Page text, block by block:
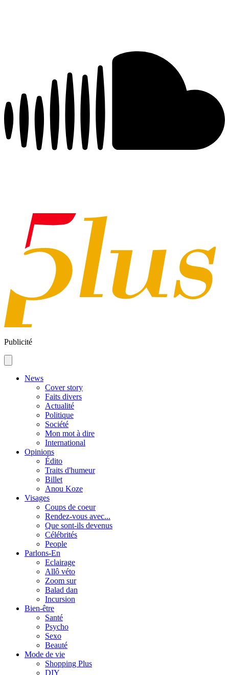
Publicité
News
Cover story
Faits divers
Actualité
Politique
Société
Mon mot à dire
International
Opinions
Édito
Traits d'humeur
Billet
Anou Koze
Visages
Coups de coeur
Rendez-vous avec...
Que sont-ils devenus
Célébrités
People
Parlons-En
Eclairage
Allô véto
Zoom sur
Balad dan
Incursion
Bien-être
Santé
Psycho
Sexo
Beauté
Mode de vie
Shopping Plus
DIY